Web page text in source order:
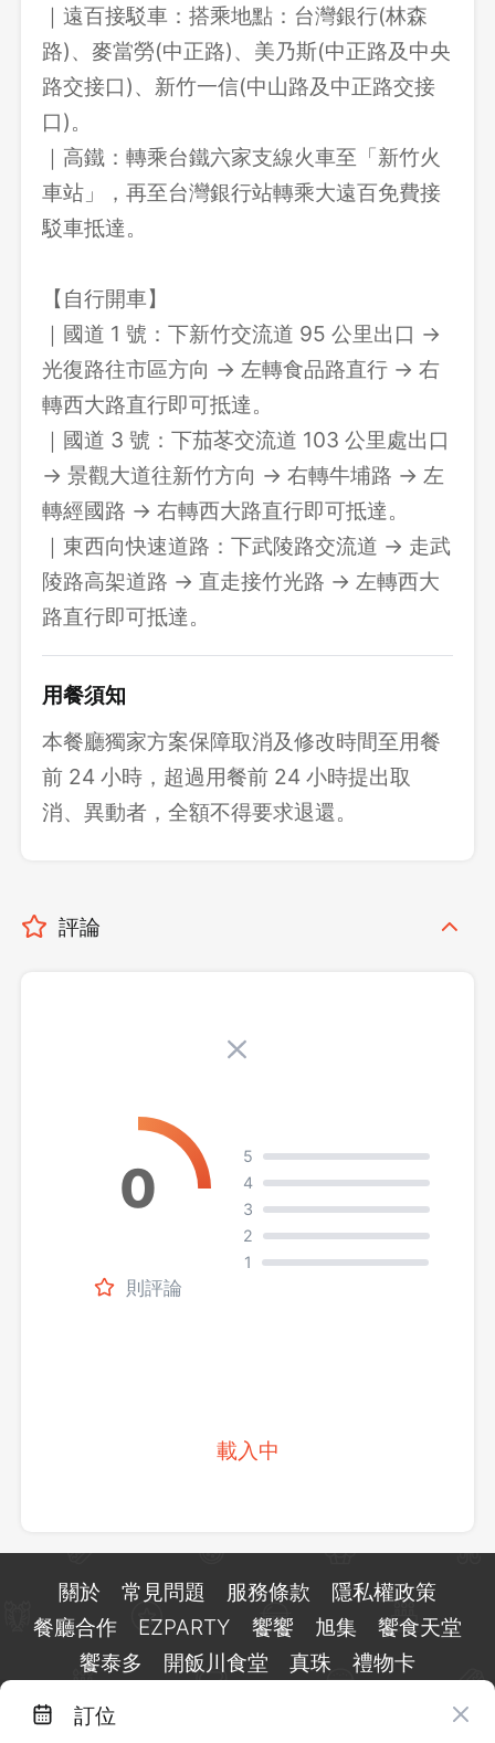
｜遠百接駁車：搭乘地點：台灣銀行(林森
路)、麥當勞(中正路)、美乃斯(中正路及中央
路交接口)、新竹一信(中山路及中正路交接
口)。
｜高鐵：轉乘台鐵六家支線火車至「新竹火
車站」，再至台灣銀行站轉乘大遠百免費接
駁車抵達。
【自行開車】
｜國道 1 號：下新竹交流道 95 公里出口 →
光復路往市區方向 → 左轉食品路直行 → 右
轉西大路直行即可抵達。
｜國道 3 號：下茄苳交流道 103 公里處出口
→ 景觀大道往新竹方向 → 右轉牛埔路 → 左
轉經國路 → 右轉西大路直行即可抵達。
｜東西向快速道路：下武陵路交流道 → 走武
陵路高架道路 → 直走接竹光路 → 左轉西大
路直行即可抵達。
用餐須知
本餐廳獨家方案保障取消及修改時間至用餐
前 24 小時，超過用餐前 24 小時提出取
消、異動者，全額不得要求退還。
評論
則評論
5
4
3
2
1
載入中
訂位
關於 常見問題 服務條款
隱私權政策
餐廳合作
EZPARTY 饗饗 旭集
饗食天堂
饗泰多
開飯川食堂 真珠 禮物卡